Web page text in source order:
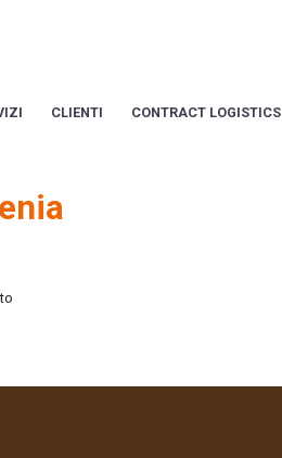
CLIENTI CONTRACT LOGISTICS